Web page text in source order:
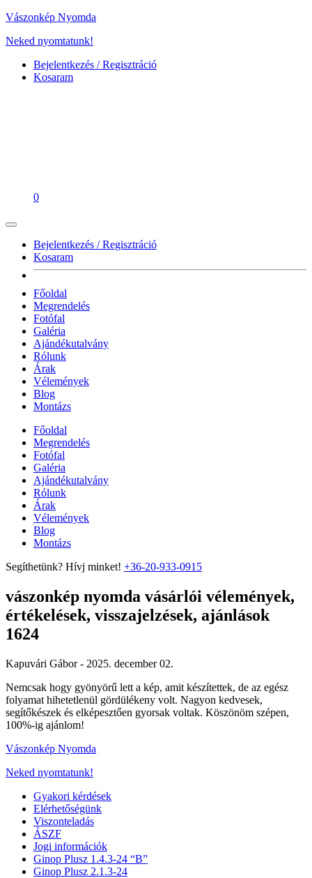
Vászonkép Nyomda
Neked nyomtatunk!
Bejelentkezés / Regisztráció
Kosaram
0
Bejelentkezés / Regisztráció
Kosaram
Főoldal
Megrendelés
Fotófal
Galéria
Ajándékutalvány
Rólunk
Árak
Vélemények
Blog
Montázs
Főoldal
Megrendelés
Fotófal
Galéria
Ajándékutalvány
Rólunk
Árak
Vélemények
Blog
Montázs
Segíthetünk? Hívj minket! +36-20-933-0915
vászonkép nyomda vásárlói vélemények,
értékelések, visszajelzések, ajánlások
1624
Kapuvári Gábor - 2025. december 02.
Nemcsak hogy gyönyörű lett a kép, amit készítettek, de az egész
folyamat hihetetlenül gördülékeny volt. Nagyon kedvesek,
segítőkészek és elképesztően gyorsak voltak. Köszönöm szépen,
100%-ig ajánlom!
Vászonkép Nyomda
Neked nyomtatunk!
Gyakori kérdések
Elérhetőségünk
Viszonteladás
ÁSZF
Jogi információk
Ginop Plusz 1.4.3-24 “B”
Ginop Plusz 2.1.3-24